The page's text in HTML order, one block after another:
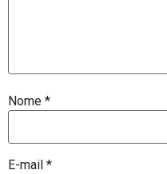
Nome *
E-mail *